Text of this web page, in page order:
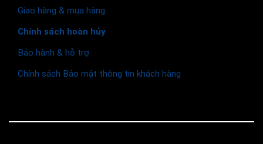
Giao hàng & mua hàng
Chính sách hoàn hủy
Bảo hành & hỗ trợ
Chính sách Bảo mật thông tin khách hàng